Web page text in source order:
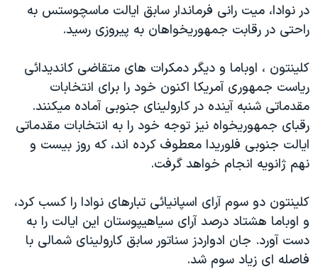
در نوادا، ميت رانی فرماندار سابق ايالت ماسچوستس به
راحتی در رقابت جمهوريخواهان به پيروزی رسيد.
کلينتون ، اوباما و ديگر دمکرات های متقاضی کانديدائی
رياست جمهوری آمريکا اکنون خود را برای انتخابات
مقدماتی شنبه آينده در کارولينای جنوبی آماده ميکنند.
رقبای جمهوريخواه نيز توجه خود را به انتخابات مقدماتی
ايالت جنوبی فلوريدا معطوف کرده اند، که روز بيست و
نهم ژانويه انجام خواهد گرفت.
کلينتون دو سوم آرای اسپانيائی تبارهای نوادا را کسب کرد،
و اوباما هشتاد درصد آرای سياهيپوستان اين ايالت را به
دست آورد. جان ادواردز سناتور سابق کارولينای شمالی با
فاصله ای زياد سوم شد.